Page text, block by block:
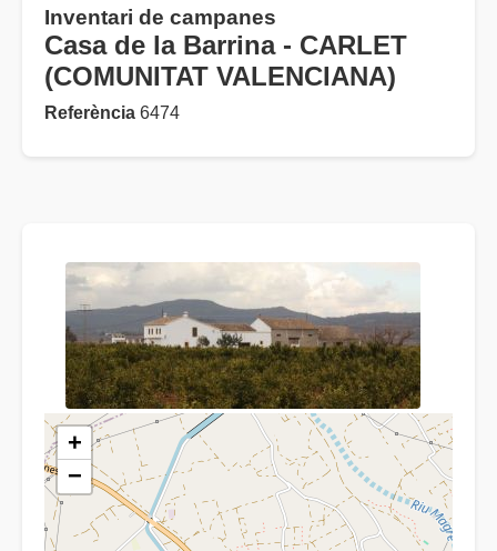
Inventari de campanes
Casa de la Barrina - CARLET
(COMUNITAT VALENCIANA)
Referència 6474
+
−